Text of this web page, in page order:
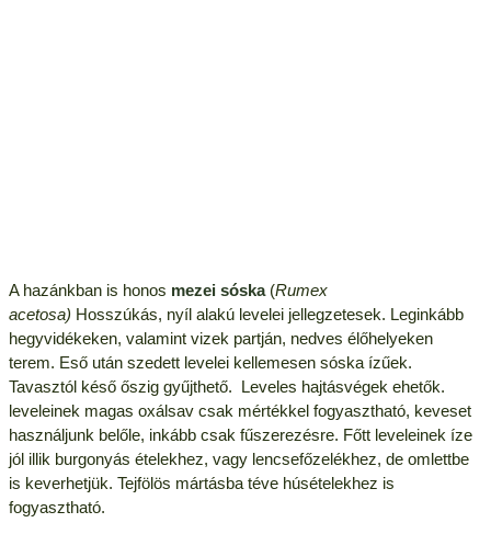
A hazánkban is honos mezei sóska(Rumex
acetosa) Hosszúkás, nyíl alakú levelei jellegzetesek. Leginkább
hegyvidékeken, valamint vizek partján, nedves élőhelyeken
terem. Eső után szedett levelei kellemesen sóska ízűek.
Tavasztól késő őszig gyűjthető. Leveles hajtásvégek ehetők.
leveleinek magas oxálsav csak mértékkel fogyasztható, keveset
használjunk belőle, inkább csak fűszerezésre. Főtt leveleinek íze
jól illik burgonyás ételekhez, vagy lencsefőzelékhez, de omlettbe
is keverhetjük. Tejfölös mártásba téve húsételekhez is
fogyasztható.